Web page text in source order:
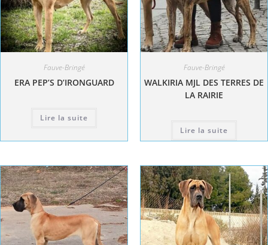
Fauve-Bringé
ERA PEP’S D’IRONGUARD
Lire la suite
Fauve-Bringé
WALKIRIA MJL DES TERRES DE
LA RAIRIE
Lire la suite